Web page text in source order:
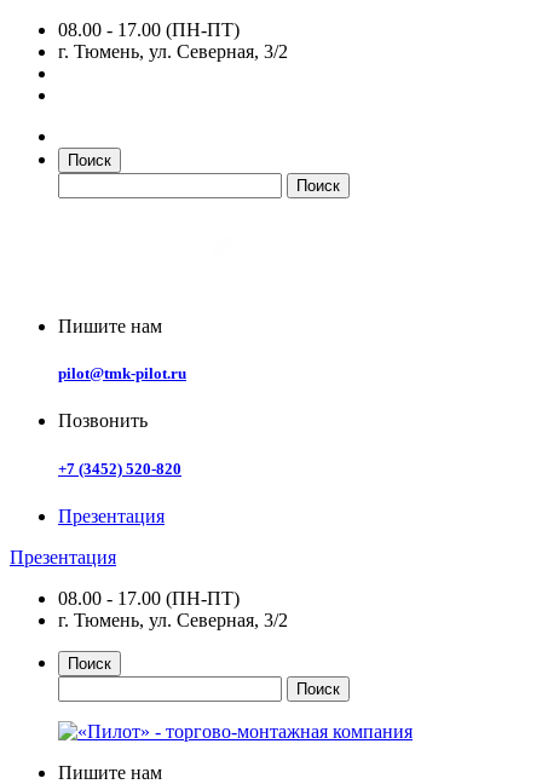
08.00 - 17.00 (ПН-ПТ)
г. Тюмень, ул. Северная, 3/2
Поиск
Пишите нам
pilot@tmk-pilot.ru
Позвонить
+7 (3452) 520-820
Презентация
Презентация
08.00 - 17.00 (ПН-ПТ)
г. Тюмень, ул. Северная, 3/2
Поиск
Пишите нам